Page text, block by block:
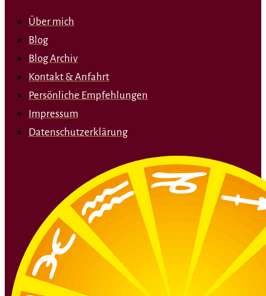
Über mich
Blog
Blog Archiv
Kontakt & Anfahrt
Persönliche Empfehlungen
Impressum
Datenschutzerklärung